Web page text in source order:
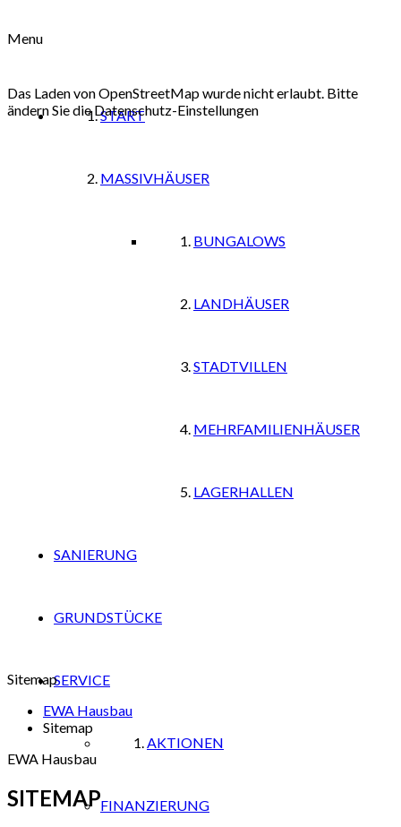
Menu
START
MASSIVHÄUSER
BUNGALOWS
LANDHÄUSER
STADTVILLEN
MEHRFAMILIENHÄUSER
LAGERHALLEN
SANIERUNG
GRUNDSTÜCKE
SERVICE
AKTIONEN
FINANZIERUNG
Das Laden von OpenStreetMap wurde nicht erlaubt. Bitte
ändern Sie dieDatenschutz-Einstellungen
Sitemap
EWA Hausbau
Sitemap
EWA Hausbau
SITEMAP